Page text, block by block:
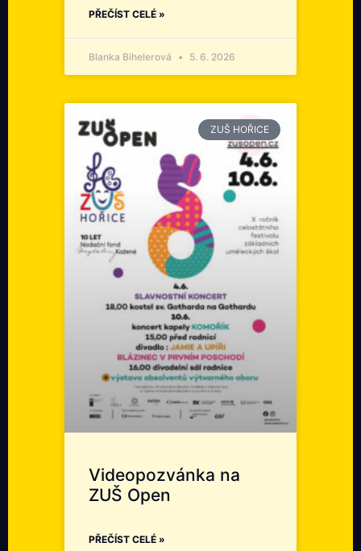
PŘEČÍST CELÉ »
Blanka Bihelerová 5. 6. 2026
ZUŠ HOŘICE
Videopozvánka na
ZUŠ Open
PŘEČÍST CELÉ »